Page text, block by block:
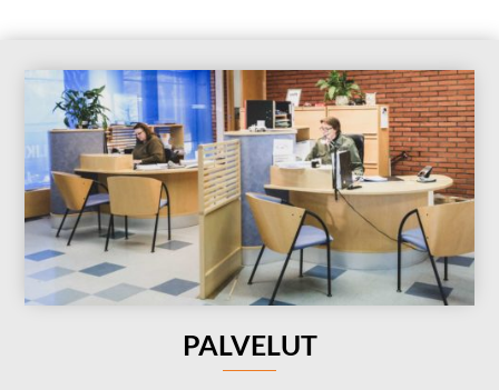
PALVELUT